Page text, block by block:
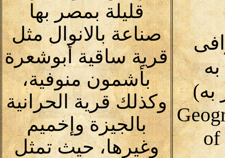
به)
of
قليلة بمصر بها
صناعة بالانوال مثل
قرية ساقية أبوشعرة
بأشمون منوفية،
وكذلك قرية الحرانية
بالجيزة وإخميم
وغيرها، حيث تمثل